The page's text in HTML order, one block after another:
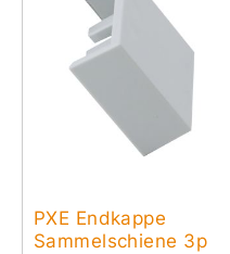
PXE Endkappe
Sammelschiene 3p